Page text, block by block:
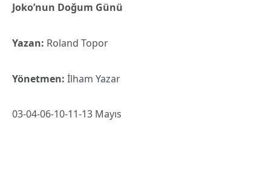
Joko’nun Doğum Günü
Yazan: Roland Topor
Yönetmen: İlham Yazar
03-04-06-10-11-13 Mayıs